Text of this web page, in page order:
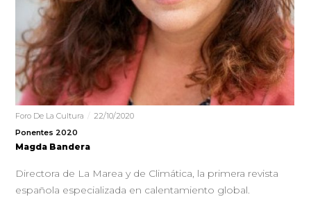
Foro De La Cultura
22/10/2020
Ponentes 2020
Magda Bandera
Directora de La Marea y de Climática, la primera revista
española especializada en calentamiento global.